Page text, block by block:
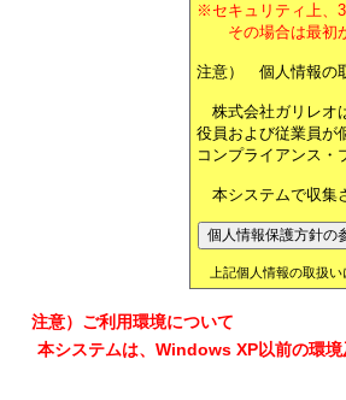
※セキュリティ上、
その場合は最初か
注意） 個人情報の
株式会社ガリレオ
役員および従業員が
コンプライアンス・
本システムで収集
上記個人情報の取扱い
注意）ご利用環境について
本システムは、Windows XP以前の環境